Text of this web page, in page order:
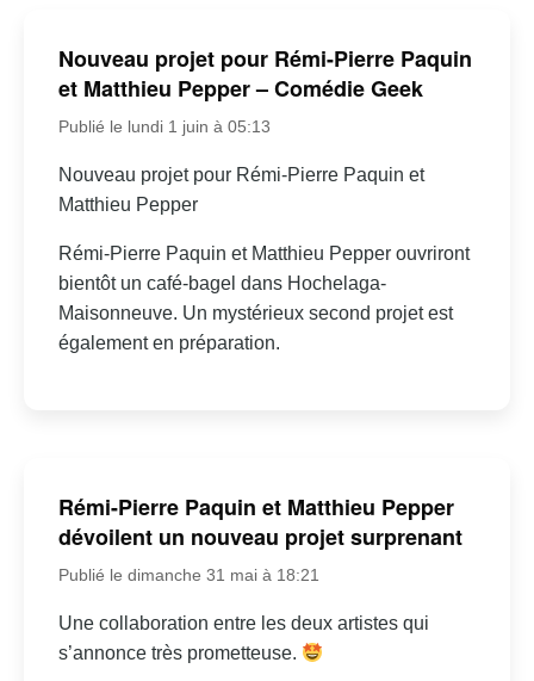
Nouveau projet pour Rémi-Pierre Paquin
et Matthieu Pepper – Comédie Geek
Publié le lundi 1 juin à 05:13
Nouveau projet pour Rémi-Pierre Paquin et
Matthieu Pepper
Rémi-Pierre Paquin et Matthieu Pepper ouvriront
bientôt un café-bagel dans Hochelaga-
Maisonneuve. Un mystérieux second projet est
également en préparation.
Rémi-Pierre Paquin et Matthieu Pepper
dévoilent un nouveau projet surprenant
Publié le dimanche 31 mai à 18:21
Une collaboration entre les deux artistes qui
s’annonce très prometteuse.